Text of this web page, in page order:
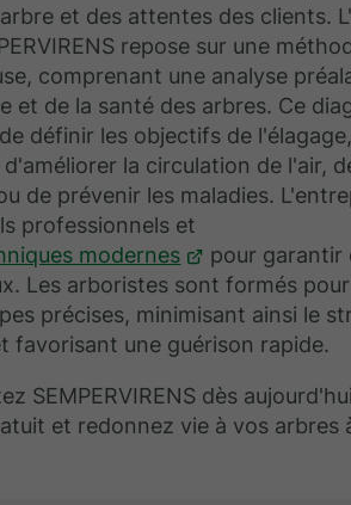
et des attentes des clients.
repose sur une
comprenant une analyse
et de la santé des arbres. Ce
définir les objectifs de
d'améliorer la circulation de l'air,
de prévenir les maladies.
professionnels et
modernes
pour garantir
Les arboristes sont formés
précises, minimisant ainsi le
favorisant une guérison rapide.
SEMPERVIRENS dès
et redonnez vie à vos arbres